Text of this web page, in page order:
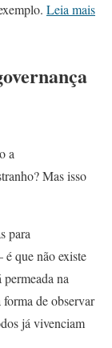
Leia mais
a
Mas isso
para
que não existe
na
de observar
já vivenciam